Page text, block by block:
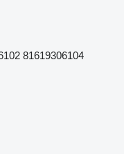
81619306104